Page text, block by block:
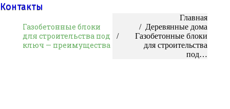
Контакты
Газобетонные блоки
для строительства под
ключ — преимущества
Главная
Деревянные дома
Газобетонные блоки
для строительства
под…